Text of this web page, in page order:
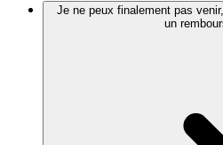
Je ne peux finalement pas
un